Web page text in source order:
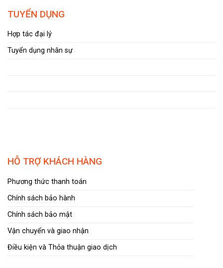
TUYỂN DỤNG
Hợp tác đại lý
Tuyển dụng nhân sự
HỖ TRỢ KHÁCH HÀNG
Phương thức thanh toán
Chính sách bảo hành
Chính sách bảo mật
Vận chuyển và giao nhận
Điều kiện và Thỏa thuận giao dịch